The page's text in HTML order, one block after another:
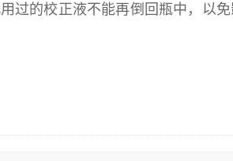
过的校正液不能再倒回瓶中，以